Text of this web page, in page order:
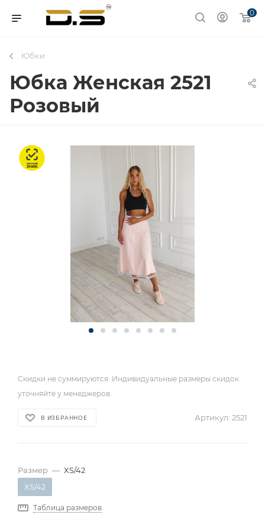
0
Юбки
Юбка Женская 2521
Розовый
Честный знак
В ИЗБРАННОЕ Артикул: 2521
Размер — XS/42
XS/42
Таблица размеров
Скидки не суммируются. Индивидуальные размеры скидок
уточняйте у менеджеров.